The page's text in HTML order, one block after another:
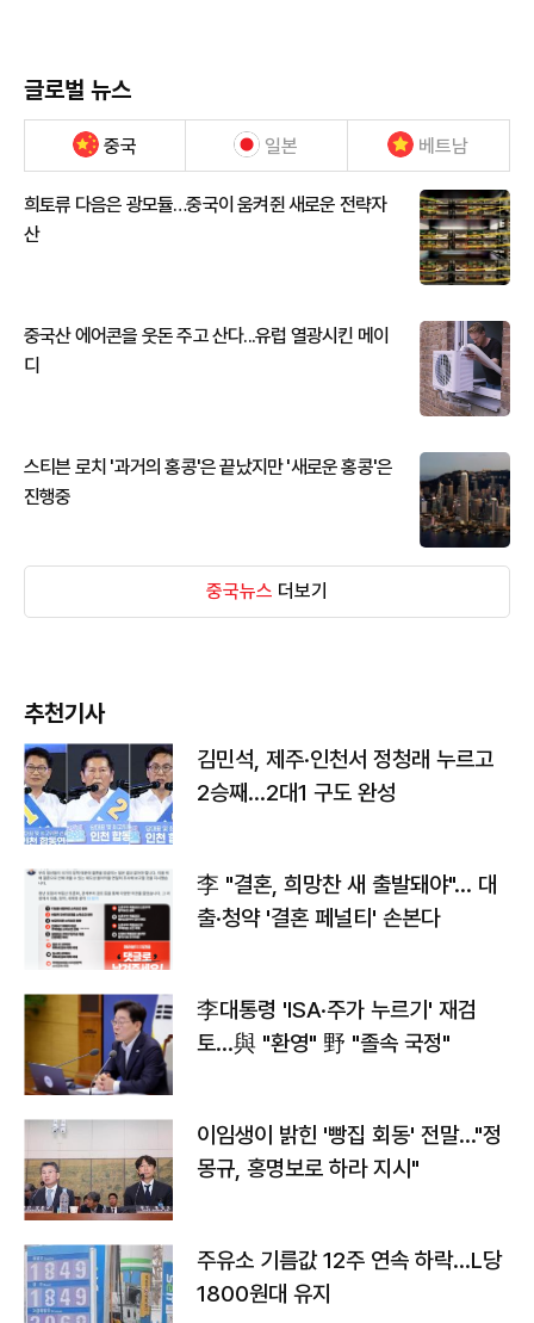
글로벌 뉴스
중국 일본 베트남
희토류 다음은 광모듈…중국이 움켜쥔 새로운 전략자
산
중국산 에어콘을 웃돈 주고 산다...유럽 열광시킨 메이
디
스티븐 로치 '과거의 홍콩'은 끝났지만 '새로운 홍콩'은
진행중
중국뉴스 더보기
추천기사
김민석, 제주·인천서 정청래 누르고
2승째…2대1 구도 완성
李 "결혼, 희망찬 새 출발돼야"… 대
출·청약 '결혼 페널티' 손본다
李대통령 'ISA·주가 누르기' 재검
토…與 "환영" 野 "졸속 국정"
이임생이 밝힌 '빵집 회동' 전말…"정
몽규, 홍명보로 하라 지시"
주유소 기름값 12주 연속 하락…L당
1800원대 유지